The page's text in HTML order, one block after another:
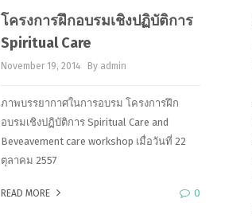
โครงการฝึกอบรมเชิงปฏิบัติการ
Spiritual Care
November 19, 2014 By admin
ภาพบรรยากาศในการอบรม โครงการฝึก
อบรมเชิงปฏิบัติการ Spiritual Care and
Beveavement care workshop เมื่อวันที่ 22
ตุลาคม 2557
READ MORE 0